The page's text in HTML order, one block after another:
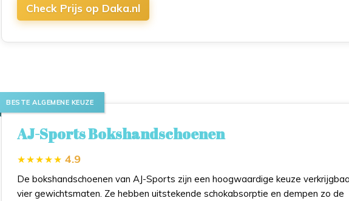
Check Prijs op Daka.nl
BESTE ALGEMENE KEUZE
AJ-Sports Bokshandschoenen
4.9
De bokshandschoenen van AJ-Sports zijn een hoogwaardige keuze
vier gewichtsmaten. Ze hebben uitstekende schokabsorptie en dempen zo de